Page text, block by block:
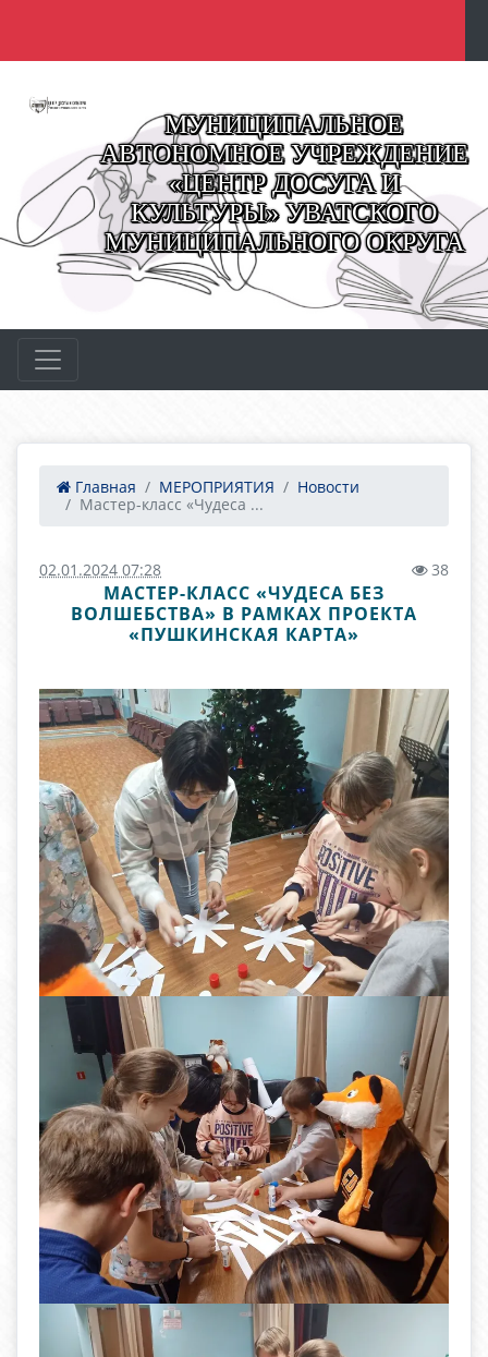
МУНИЦИПАЛЬНОЕ
АВТОНОМНОЕ УЧРЕЖДЕНИЕ
«ЦЕНТР ДОСУГА И
КУЛЬТУРЫ» УВАТСКОГО
МУНИЦИПАЛЬНОГО ОКРУГА
Главная МЕРОПРИЯТИЯ
Новости
Мастер-класс «Чудеса ...
02.01.2024 07:28 38
МАСТЕР-КЛАСС «ЧУДЕСА БЕЗ
ВОЛШЕБСТВА» В РАМКАХ ПРОЕКТА
«ПУШКИНСКАЯ КАРТА»